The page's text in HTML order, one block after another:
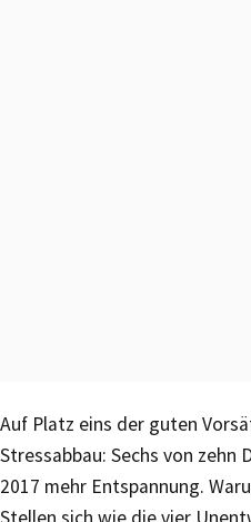
Auf Platz eins der guten
Stressabbau: Sechs von zehn
2017 mehr Entspannung.